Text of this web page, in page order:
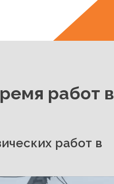
работ в
работ в